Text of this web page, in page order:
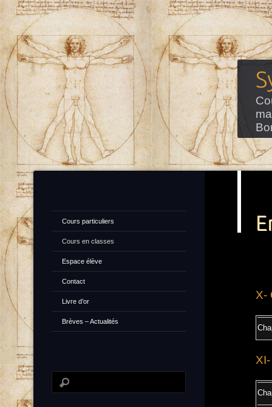
X-
Cours particuliers
Cours en classes
Espace élève
Contact
Livre d’or
Brèves – Actualités